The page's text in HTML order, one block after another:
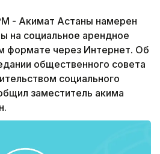
Акимат Астаны намерен
на социальное арендное
формате через Интернет. Об
общественного совета
социального
заместитель акима